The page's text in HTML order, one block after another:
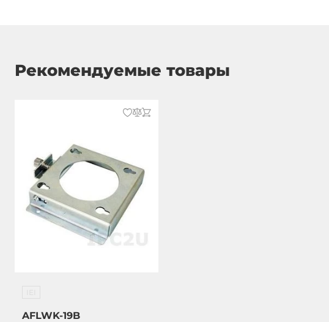
Рекомендуемые товары
AFLWK-19B